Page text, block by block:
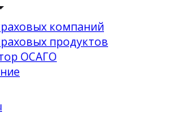
компаний
продуктов
ОСАГО